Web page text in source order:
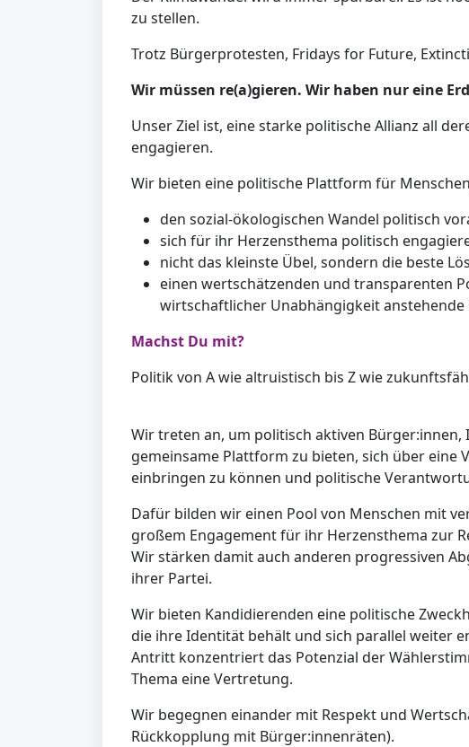
zu stellen.
Trotz Bürgerprotesten, Fridays for Future,
Wir müssen re(a)gieren. Wir haben nur eine
Unser Ziel ist, eine starke politische Allianz all
engagieren.
Wir bieten eine politische Plattform für
den sozial-ökologischen Wandel politisch
sich für ihr Herzensthema politisch
nicht das kleinste Übel, sondern die beste
einen wertschätzenden und transparenten
wirtschaftlicher Unabhängigkeit
Machst Du mit?
Politik von A wie altruistisch bis Z wie
Wir treten an, um politisch aktiven
gemeinsame Plattform zu bieten, sich über
einbringen zu können und politische
Dafür bilden wir einen Pool von Menschen mit
großem Engagement für ihr Herzensthema zur
Wir stärken damit auch anderen progressiven
ihrer Partei.
Wir bieten Kandidierenden eine politische
die ihre Identität behält und sich parallel weiter
Antritt konzentriert das Potenzial der
Thema eine Vertretung.
Wir begegnen einander mit Respekt und
Rückkopplung mit Bürger:innenräten).